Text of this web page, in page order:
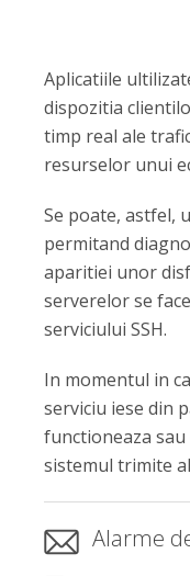
Aplicatiile
dispozitia
timp real ale
resurselor unui
Se poate, astfel,
permitand
aparitiei unor
serverelor se
serviciului SSH.
In momentul in
serviciu iese din
functioneaza sau
sistemul trimite
Alarme